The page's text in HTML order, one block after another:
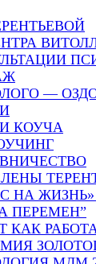
—
КОУЧА
НА ЖИЗНЬ»
ПЕРЕМЕН”
КАК